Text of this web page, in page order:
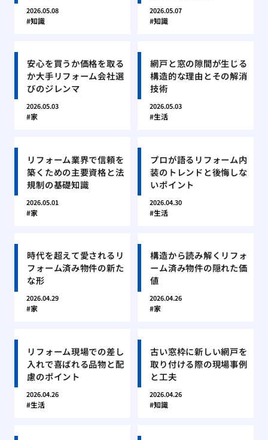
2026.05.08
知識
2026.05.07
知識
安心を買うか価格を取る
か大手リフォーム会社選
びのジレンマ
2026.05.03
家
網戸と窓の隙間が生じる
構造的な理由とその解消
技術
2026.05.03
生活
リフォーム業界で信頼を
築くための主要資格と法
規制の基礎知識
2026.05.01
家
プロが語るリフォーム内
装のトレンドと後悔しな
いポイント
2026.04.30
生活
時代を超えて愛されるリ
フォーム済み物件の新た
な形
2026.04.29
家
構造から読み解くリフォ
ーム済み物件の隠れた価
値
2026.04.26
家
リフォーム現場での差し
入れで喜ばれる品物と配
慮のポイント
2026.04.26
生活
古い窓枠に新しい網戸を
取り付ける際の現場事例
と工夫
2026.04.26
知識